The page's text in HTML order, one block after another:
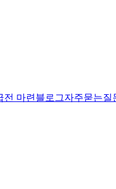
전 마련 블로그자주묻는질